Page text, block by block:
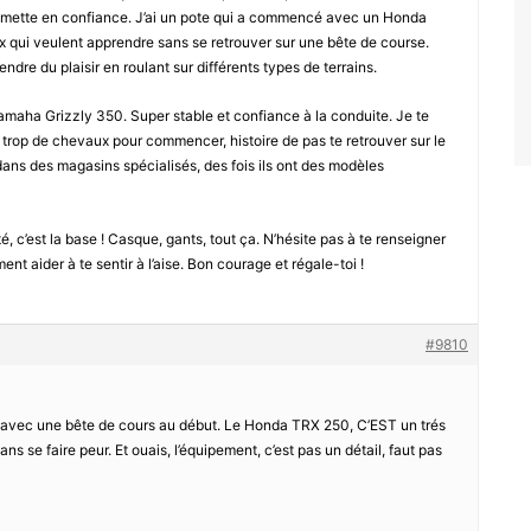
en confiance. J’ai un pote qui a commencé avec un Honda
qui veulent apprendre sans se retrouver sur une bête de course.
du plaisir en roulant sur différents types de terrains.
Grizzly 350. Super stable et confiance à la conduite. Je te
de chevaux pour commencer, histoire de pas te retrouver sur le
des magasins spécialisés, des fois ils ont des modèles
c’est la base ! Casque, gants, tout ça. N’hésite pas à te renseigner
aider à te sentir à l’aise. Bon courage et régale-toi !
#9810
une bête de cours au début. Le Honda TRX 250, C’EST un trés
se faire peur. Et ouais, l’équipement, c’est pas un détail, faut pas